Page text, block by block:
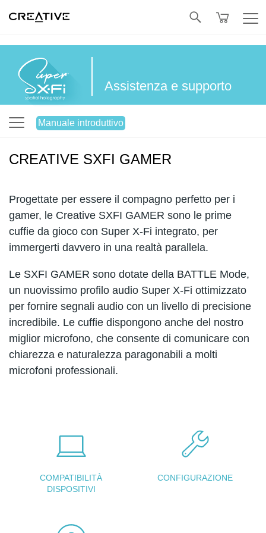
Assistenza e supporto
Manuale introduttivo
CREATIVE SXFI GAMER
Progettate per essere il compagno perfetto per i
gamer, le Creative SXFI GAMER sono le prime
cuffie da gioco con Super X-Fi integrato, per
immergerti davvero in una realtà parallela.
Le SXFI GAMER sono dotate della BATTLE Mode,
un nuovissimo profilo audio Super X-Fi ottimizzato
per fornire segnali audio con un livello di precisione
incredibile. Le cuffie dispongono anche del nostro
miglior microfono, che consente di comunicare con
chiarezza e naturalezza paragonabili a molti
microfoni professionali.
COMPATIBILITÀ
DISPOSITIVI
CONFIGURAZIONE